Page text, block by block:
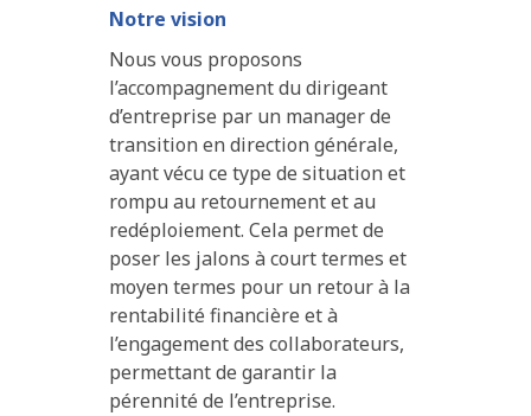
Notre vision
Nous vous proposons
l’accompagnement du dirigeant
d’entreprise par un manager de
transition en direction générale,
ayant vécu ce type de situation et
rompu au retournement et au
redéploiement. Cela permet de
poser les jalons à court termes et
moyen termes pour un retour à la
rentabilité financière et à
l’engagement des collaborateurs,
permettant de garantir la
pérennité de l’entreprise.